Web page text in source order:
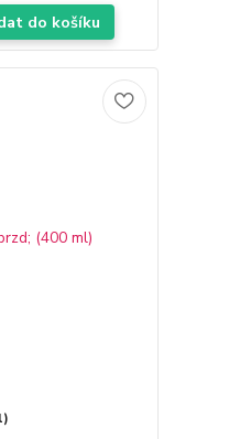
do košíku